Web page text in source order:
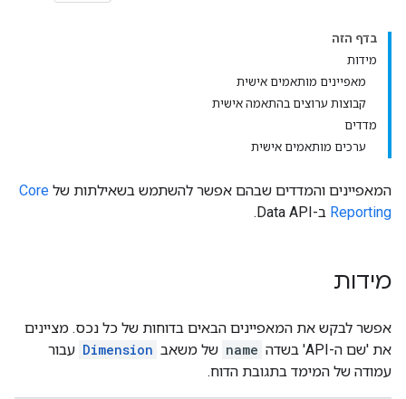
בדף הזה
מידות
מאפיינים מותאמים אישית
קבוצות ערוצים בהתאמה אישית
מדדים
ערכים מותאמים אישית
המאפיינים והמדדים שבהם אפשר להשתמש בשאילתות של Core
Reporting ב-Data API.
מידות
אפשר לבקש את המאפיינים הבאים בדוחות של כל נכס. מציינים
את 'שם ה-API' בשדה
name של משאב Dimension עבור
עמודה של המימד בתגובת הדוח.